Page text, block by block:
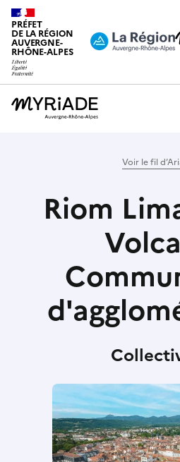
PRÉFET
DE LA RÉGION
AUVERGNE-
RHÔNE-ALPES
Voir le fil
Riom